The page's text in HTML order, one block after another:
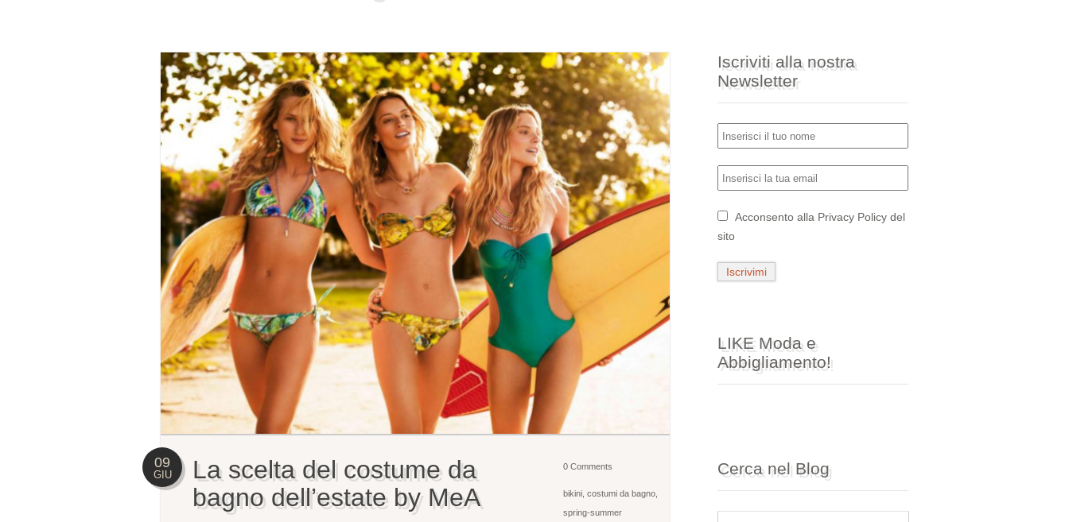
09
GIU
La scelta del costume da
bagno dell’estate by MeA
0 Comments
bikini costumi da bagno
spring-summer
Iscriviti alla nostra
Newsletter
Acconsento alla Privacy Policy del
sito
LIKE Moda e
Abbigliamento!
Cerca nel Blog